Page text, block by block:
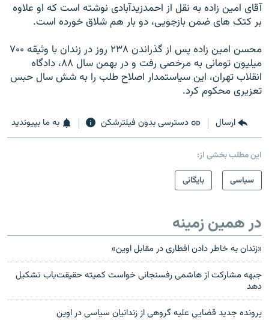
آقای امين زاده به نقل از احمدزيدآبادی نوشته است که او علاوه
بر کتک های ضمن بازجويی، دو بار هم شلاق خورده است.
محسن امين زاده پس از گذراندن ۲۳۸ روز در زندان با وثيقه ۷۰۰
ميليون تومانی به مرخصی رفت و در بهمن سال ۸۸، دادگاه
انقلاب تهران، اين سياستمدار اصلاح طلب را به شش سال حبس
تعزيری محکوم کرد.
ارسال دسترسی بدون فیلترشکن به ما بپیوندید
این مطلب بخشی از:
سیاسی
بایگانی
در همین زمینه
«زندان به خاطر دادن افطاری در مقابل اوین»
جبهه مشارکت از هاشمی رفسنجانی خواست کمیته حقیقت‌یاب تشکیل
دهد
پرونده جدید قضایی علیه گروهی از زندانیان سیاسی در اوین